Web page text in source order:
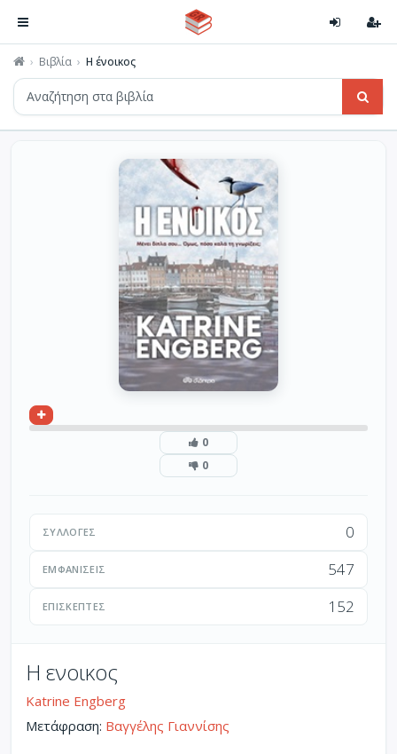
Βιβλία Η ένοικος
0
0
ΣΥΛΛΟΓΈΣ 0
ΕΜΦΑΝΊΣΕΙΣ 547
ΕΠΙΣΚΈΠΤΕΣ 152
Η ενοικος
Katrine Engberg
Μετάφραση: Βαγγέλης Γιαννίσης